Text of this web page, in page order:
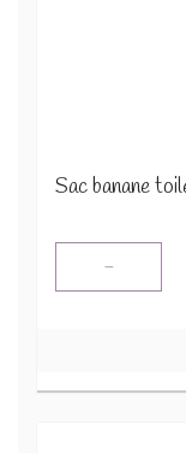
Sac banane
-